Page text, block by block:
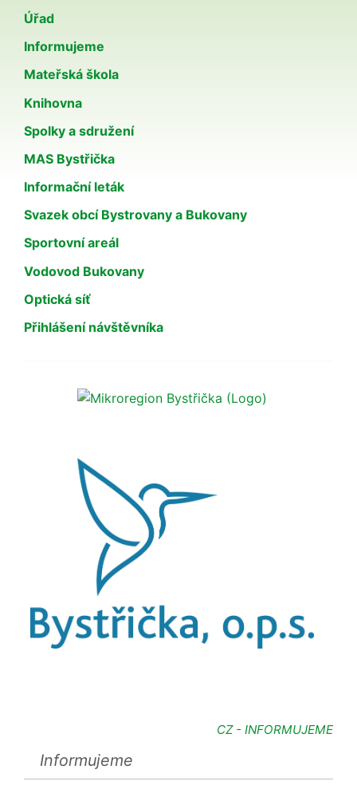
Úřad
Informujeme
Mateřská škola
Knihovna
Spolky a sdružení
MAS Bystřička
Informační leták
Svazek obcí Bystrovany a Bukovany
Sportovní areál
Vodovod Bukovany
Optická síť
Přihlášení návštěvníka
CZ- INFORMUJEME
Informujeme